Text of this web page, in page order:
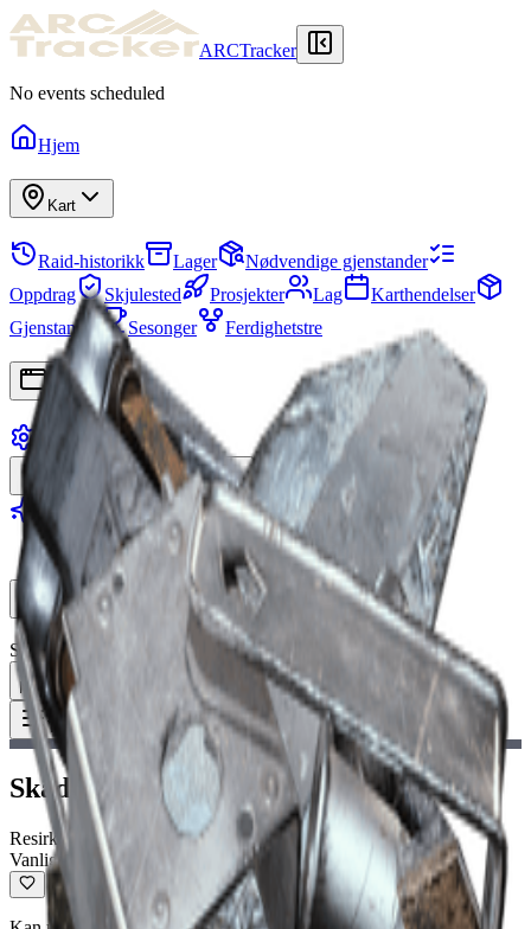
ARCTracker
No events scheduled
Hjem
Kart
Raid-historikk Lager
Nødvendige gjenstander
Oppdrag
Skjulested Prosjekter Lag
Karthendelser
Gjenstander
Sesonger Ferdighetstre
Apper
Innstillinger
Logg inn Registrer deg
Gå for Premium
Ser etter gruppe (LFG)
Ressurser
Språk
NO Norsk
Toggle Menu Gjenstand :Skadet vepsdriver
Skadet vepsdriver
Resirkulerbar
Vanlig